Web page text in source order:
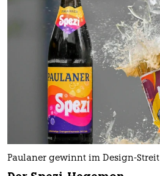
Paulaner gewinnt im Design-Streit